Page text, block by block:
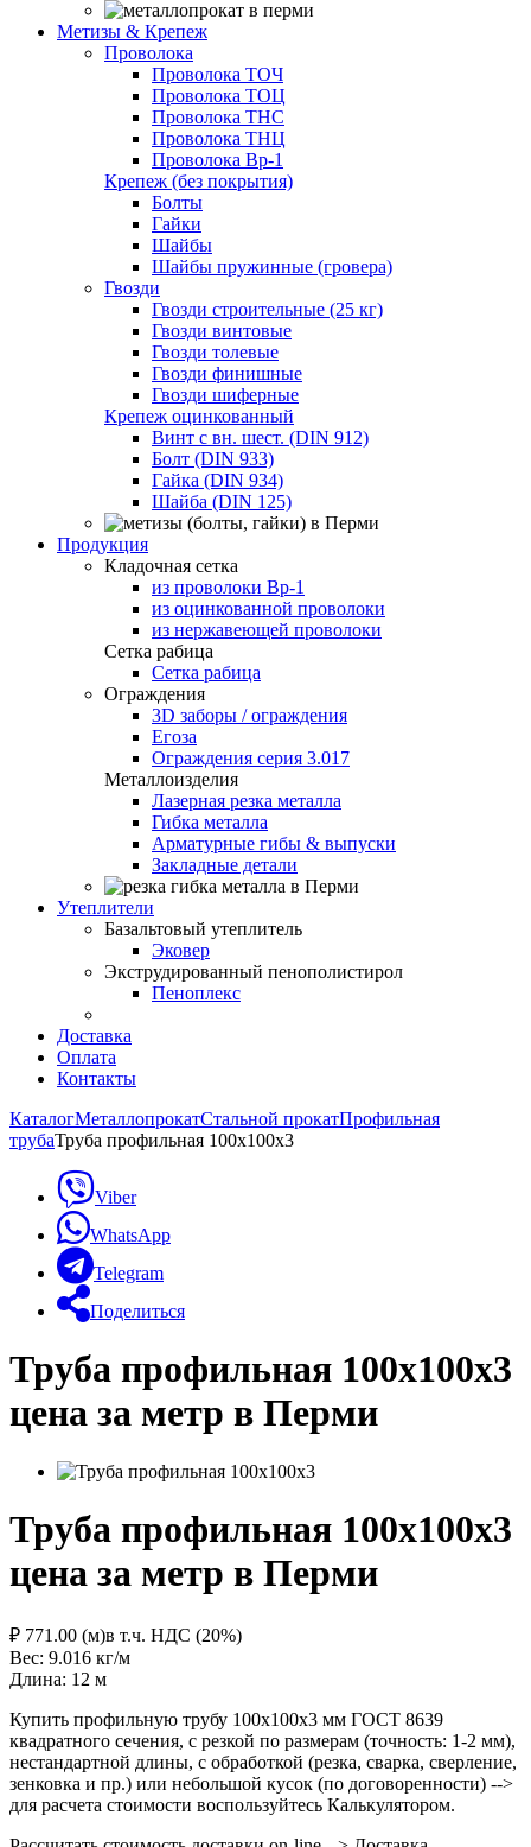
Метизы & Крепеж
Проволока
Проволока ТОЧ
Проволока ТОЦ
Проволока ТНС
Проволока ТНЦ
Проволока Вр-1
Крепеж (без покрытия)
Болты
Гайки
Шайбы
Шайбы пружинные (гровера)
Гвозди
Гвозди строительные (25 кг)
Гвозди винтовые
Гвозди толевые
Гвозди финишные
Гвозди шиферные
Крепеж оцинкованный
Винт с вн. шест. (DIN 912)
Болт (DIN 933)
Гайка (DIN 934)
Шайба (DIN 125)
Продукция
Кладочная сетка
из проволоки Вр-1
из оцинкованной проволоки
из нержавеющей проволоки
Сетка рабица
Сетка рабица
Ограждения
3D заборы / ограждения
Егоза
Ограждения серия 3.017
Металлоизделия
Лазерная резка металла
Гибка металла
Арматурные гибы & выпуски
Закладные детали
Утеплители
Базальтовый утеплитель
Эковер
Экструдированный пенополистирол
Пеноплекс
Доставка
Оплата
Контакты
КаталогМеталлопрокатСтальной прокатПрофильная
трубаТруба профильная 100x100х3
Viber
WhatsApp
Telegram
Поделиться
Труба профильная 100x100х3
цена за метр в Перми
Труба профильная 100x100х3
цена за метр в Перми
₽ 771.00 (м)в т.ч. НДС (20%)
Вес: 9.016 кг/м
Длина: 12 м
Купить профильную трубу 100х100х3 мм ГОСТ 8639
квадратного сечения, с резкой по размерам (точность: 1-2 мм),
нестандартной длины, с обработкой (резка, сварка, сверление,
зенковка и пр.) или небольшой кусок (по договоренности) -->
для расчета стоимости воспользуйтесь Калькулятором.